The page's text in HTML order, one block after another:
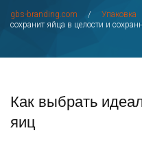
gbs-branding.com / Упаковка
сохранит яйца в целости и
Как выбрать
яиц